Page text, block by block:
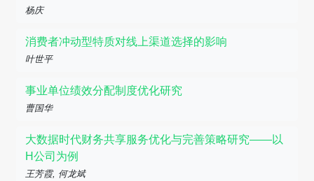
杨庆
消费者冲动型特质对线上渠道选择的影响
叶世平
事业单位绩效分配制度优化研究
曹国华
大数据时代财务共享服务优化与完善策略研究——以
H公司为例
王芳霞, 何龙斌